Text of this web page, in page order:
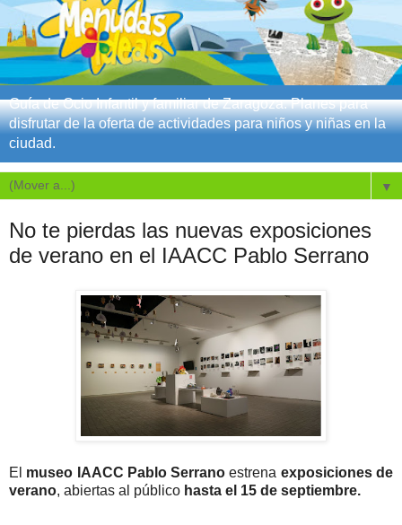
Guía de Ocio Infantil y familiar de Zaragoza. Planes para
disfrutar de la oferta de actividades para niños y niñas en la
ciudad.
▼
No te pierdas las nuevas exposiciones
de verano en el IAACC Pablo Serrano
El museo IAACC Pablo Serrano estrena exposiciones de
verano, abiertas al público hasta el 15 de septiembre.